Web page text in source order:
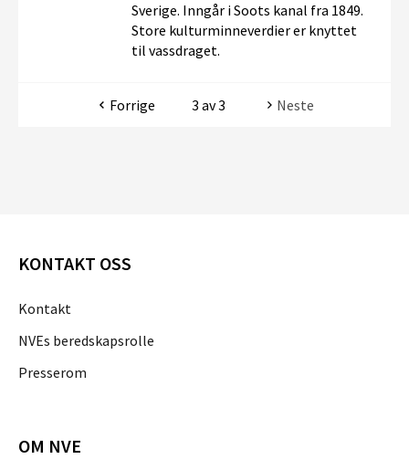
Sverige. Inngår i Soots kanal fra 1849.
Store kulturminneverdier er knyttet
til vassdraget.
Forrige 3 av 3 Neste
KONTAKT OSS
Kontakt
NVEs beredskapsrolle
Presserom
OM NVE